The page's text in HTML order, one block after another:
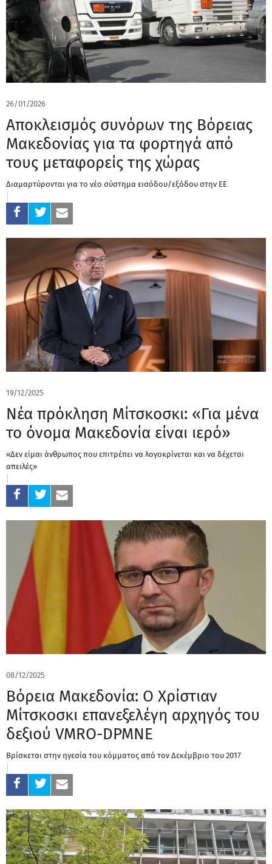
26/01/2026
Αποκλεισμός συνόρων της Βόρειας
Μακεδονίας για τα φορτηγά από
τους μεταφορείς της χώρας
Διαμαρτύρονται για το νέο σύστημα εισόδου/εξόδου στην ΕΕ
19/12/2025
Νέα πρόκληση Μίτσκοσκι: «Για μένα
το όνομα Μακεδονία είναι ιερό»
«Δεν είμαι άνθρωπος που επιτρέπει να λογοκρίνεται και να δέχεται
απειλές»
08/12/2025
Βόρεια Μακεδονία: Ο Χρίστιαν
Μίτσκοσκι επανεξελέγη αρχηγός του
δεξιού VMRO-DPMNE
Βρίσκεται στην ηγεσία του κόμματος από τον Δεκέμβριο του 2017